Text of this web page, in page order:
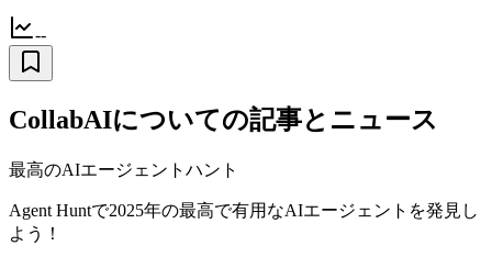
--
CollabAIについての記事とニュース
最高のAIエージェントハント
Agent Huntで2025年の最高で有用なAIエージェントを発見し
よう！